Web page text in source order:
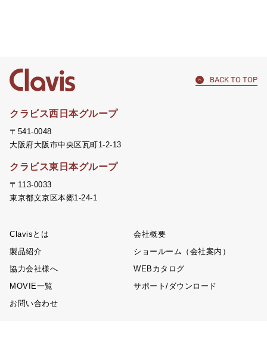
BACK TO TOP
クラビス西日本グループ
〒541-0048
大阪府大阪市中央区瓦町1-2-13
クラビス東日本グループ
〒113-0033
東京都文京区本郷1-24-1
Clavisとは
会社概要
製品紹介
ショールーム（会社案内）
協力会社様へ
WEBカタログ
MOVIE一覧
サポート/ダウンロード
お問い合わせ